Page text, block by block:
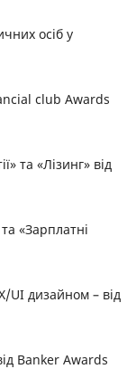
осіб у
club Awards
та «Лізинг» від
«Зарплатні
UI дизайном – від
Banker Awards